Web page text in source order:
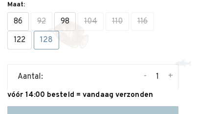
Maat:
86 92 98 104 110
116
122
128
Aantal: +
-
vóór 14:00 besteld = vandaag verzonden